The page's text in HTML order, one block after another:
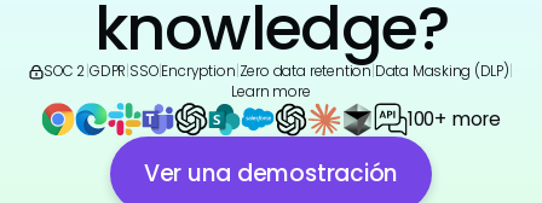
knowledge?
SOC 2 GDPR SSO|Encryption Zero data retention Data Masking (DLP)
Learn more
100+ more
Ver una demostración